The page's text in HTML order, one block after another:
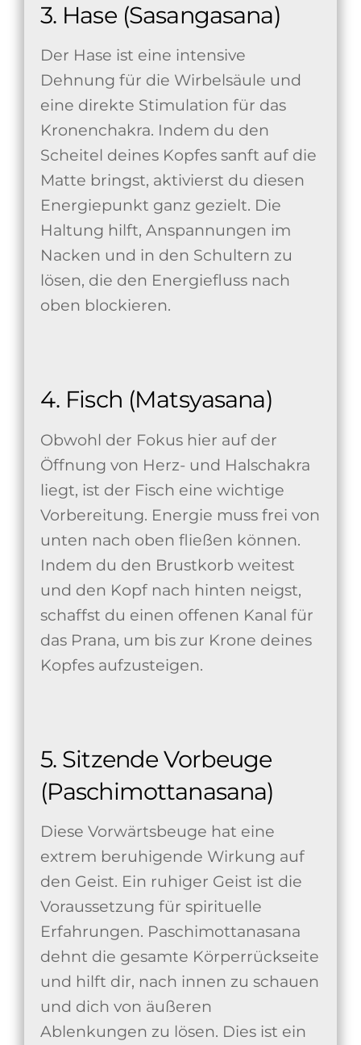
3. Hase (Sasangasana)
Der Hase ist eine intensive
Dehnung für die Wirbelsäule und
eine direkte Stimulation für das
Kronenchakra. Indem du den
Scheitel deines Kopfes sanft auf die
Matte bringst, aktivierst du diesen
Energiepunkt ganz gezielt. Die
Haltung hilft, Anspannungen im
Nacken und in den Schultern zu
lösen, die den Energiefluss nach
oben blockieren.
4. Fisch (Matsyasana)
Obwohl der Fokus hier auf der
Öffnung von Herz- und Halschakra
liegt, ist der Fisch eine wichtige
Vorbereitung. Energie muss frei von
unten nach oben fließen können.
Indem du den Brustkorb weitest
und den Kopf nach hinten neigst,
schaffst du einen offenen Kanal für
das Prana, um bis zur Krone deines
Kopfes aufzusteigen.
5. Sitzende Vorbeuge
(Paschimottanasana)
Diese Vorwärtsbeuge hat eine
extrem beruhigende Wirkung auf
den Geist. Ein ruhiger Geist ist die
Voraussetzung für spirituelle
Erfahrungen. Paschimottanasana
dehnt die gesamte Körperrückseite
und hilft dir, nach innen zu schauen
und dich von äußeren
Ablenkungen zu lösen. Dies ist ein